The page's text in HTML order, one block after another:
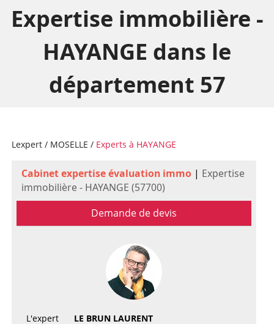
Expertise immobilière -
HAYANGE dans le
département 57
Lexpert/ MOSELLE / Experts à HAYANGE
Cabinet expertise évaluation immo | Expertise
immobilière - HAYANGE (57700)
Demande de devis
L'expert
LE BRUN LAURENT